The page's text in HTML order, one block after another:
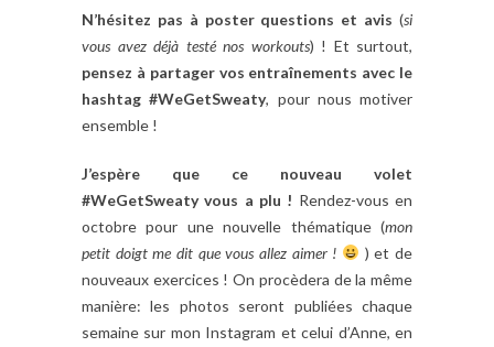
N’hésitez pas à poster questions et avis (si
vous avez déjà testé nos workouts) ! Et surtout,
pensez à partager vos entraînements avec le
hashtag #WeGetSweaty, pour nous motiver
ensemble !
J’espère que ce nouveau volet
#WeGetSweaty vous a plu ! Rendez-vous en
octobre pour une nouvelle thématique (mon
petit doigt me dit que vous allez aimer !
) et de
nouveaux exercices ! On procèdera de la même
manière: les photos seront publiées chaque
semaine sur mon Instagram et celui d’Anne, en